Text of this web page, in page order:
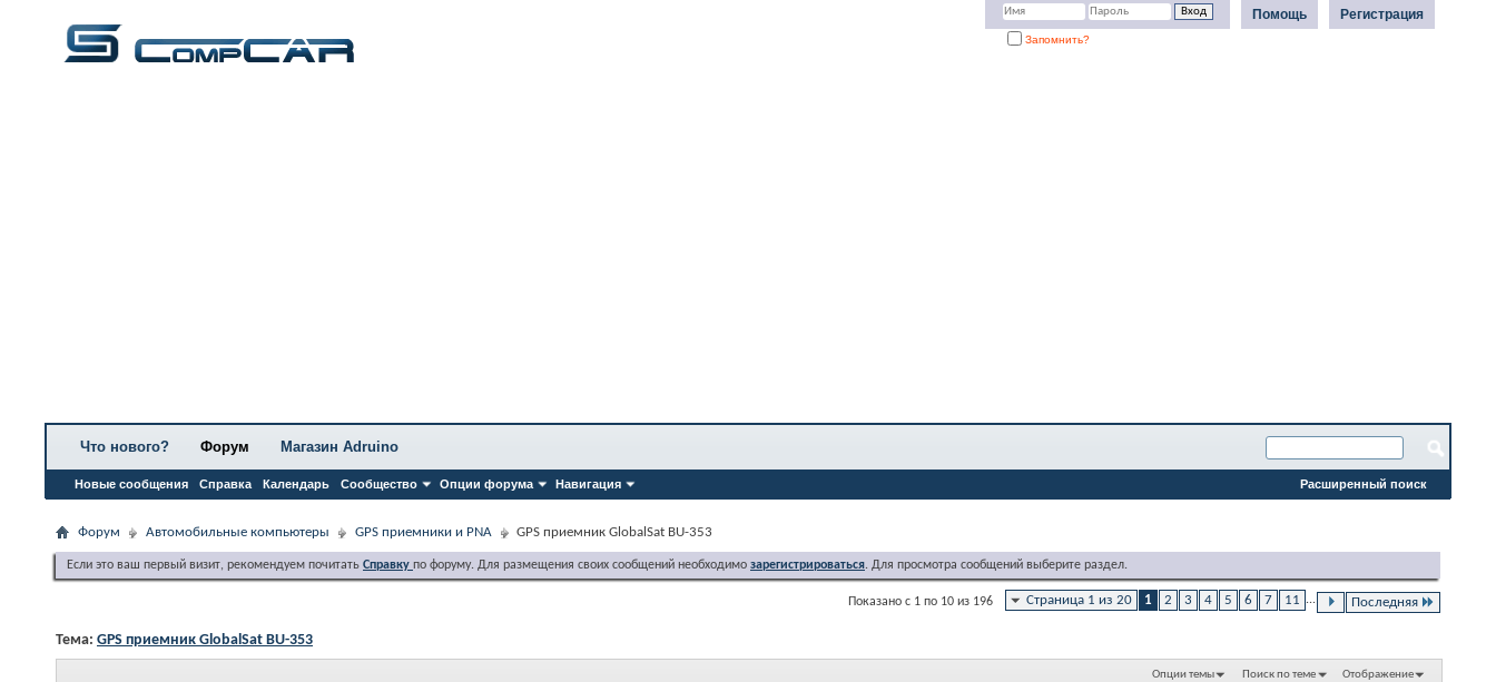
Регистрация
Помощь
Запомнить?
Что нового? Форум
Новые сообщения Справка Календарь Сообщество Опции форума Навигация
Магазин Adruino
Расширенный поиск
Форум Автомобильные компьютеры GPS приемники и PNA GPS приемник GlobalSat BU-353
Если это ваш первый визит, рекомендуем почитать Справку по форуму. Для размещения своих сообщений необходимо зарегистрироваться. Для просмотра сообщений выберите раздел.
Страница 1 из 20 1 2 3 4 5 6 7 11 ... Последняя
Показано с 1 по 10 из 196
Тема: GPS приемник GlobalSat BU-353
Опции темы Поиск по теме Отображение